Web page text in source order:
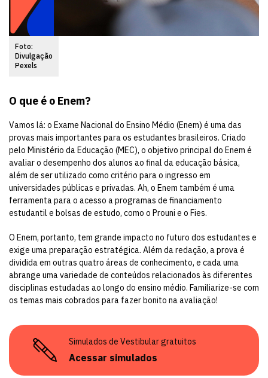
Foto:
Divulgação
Pexels
O que é o Enem?
Vamos lá: o Exame Nacional do Ensino Médio (Enem) é uma das
provas mais importantes para os estudantes brasileiros. Criado
pelo Ministério da Educação (MEC), o objetivo principal do Enem é
avaliar o desempenho dos alunos ao final da educação básica,
além de ser utilizado como critério para o ingresso em
universidades públicas e privadas. Ah, o Enem também é uma
ferramenta para o acesso a programas de financiamento
estudantil e bolsas de estudo, como o Prouni e o Fies.
O Enem, portanto, tem grande impacto no futuro dos estudantes e
exige uma preparação estratégica. Além da redação, a prova é
dividida em outras quatro áreas de conhecimento, e cada uma
abrange uma variedade de conteúdos relacionados às diferentes
disciplinas estudadas ao longo do ensino médio. Familiarize-se com
os temas mais cobrados para fazer bonito na avaliação!
Simulados de Vestibular gratuitos
Acessar simulados